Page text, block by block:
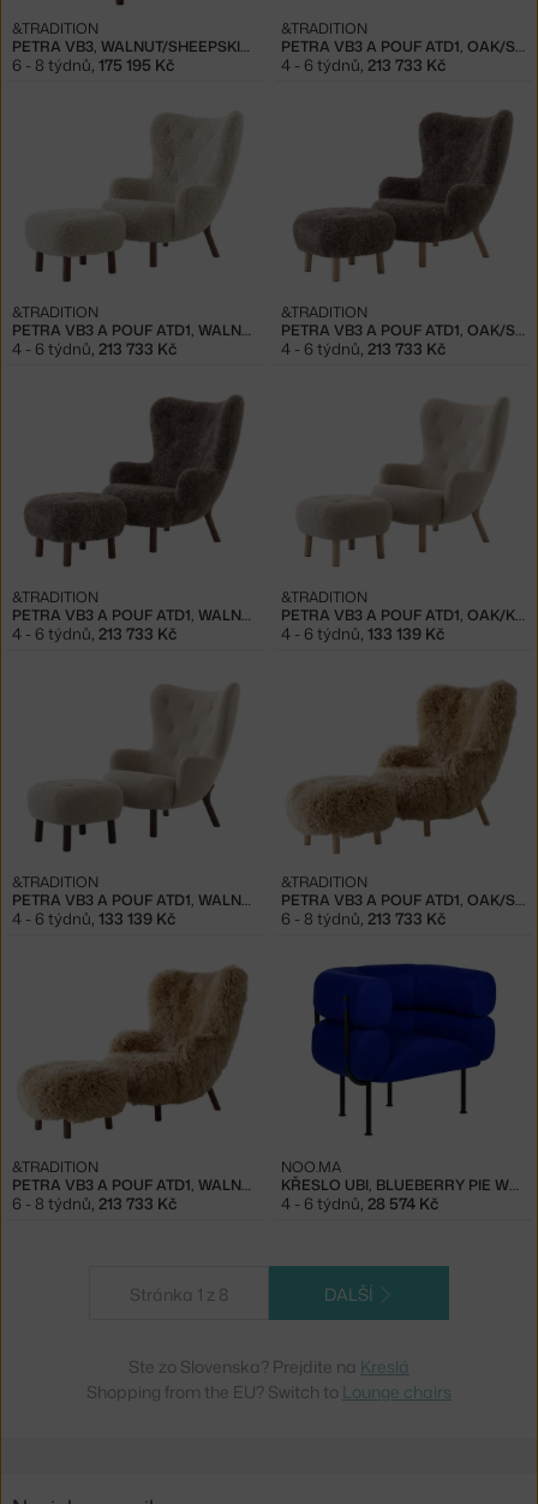
PETRA VB3, WALNUT/SHEEPSKIN HONEY
&TRADITION
6 - 8 týdnů 175 195 Kč
PETRA VB3 A POUF ATD1, OAK/SHEEPSKIN MOONLIGHT
&TRADITION
4 - 6 týdnů 213 733 Kč
PETRA VB3 A POUF ATD1, WALNUT/SHEEPSKIN MOONLIGHT
&TRADITION
4 - 6 týdnů, 213 733 Kč
PETRA VB3 A POUF ATD1, OAK/SHEEPSKIN SAHARA
&TRADITION
4 - 6 týdnů, 213 733 Kč
PETRA VB3 A POUF ATD1, WALNUT/SHEEPSKIN SAHARA
&TRADITION
4 - 6 týdnů, 213 733 Kč
PETRA VB3 A POUF ATD1, OAK/KARAKORUM 003
&TRADITION
4 - 6 týdnů, 133 139 Kč
PETRA VB3 A POUF ATD1, WALNUT/KARAKORUM 003
&TRADITION
4 - 6 týdnů, 133 139 Kč
PETRA VB3 A POUF ATD1, OAK/SHEEPSKIN HONEY
&TRADITION
6 - 8 týdnů, 213 733 Kč
PETRA VB3 A POUF ATD1, WALNUT/SHEEPSKIN HONEY
&TRADITION
6 - 8 týdnů, 213 733 Kč
KŘESLO UBI, BLUEBERRY PIE WOOL
NOO.MA
4 - 6 týdnů, 28 574 Kč
Stránka 1 z 8 DALŠÍ
Ste zo Slovenska? Prejdite na Kreslá
Shopping from the EU? Switch to Lounge chairs